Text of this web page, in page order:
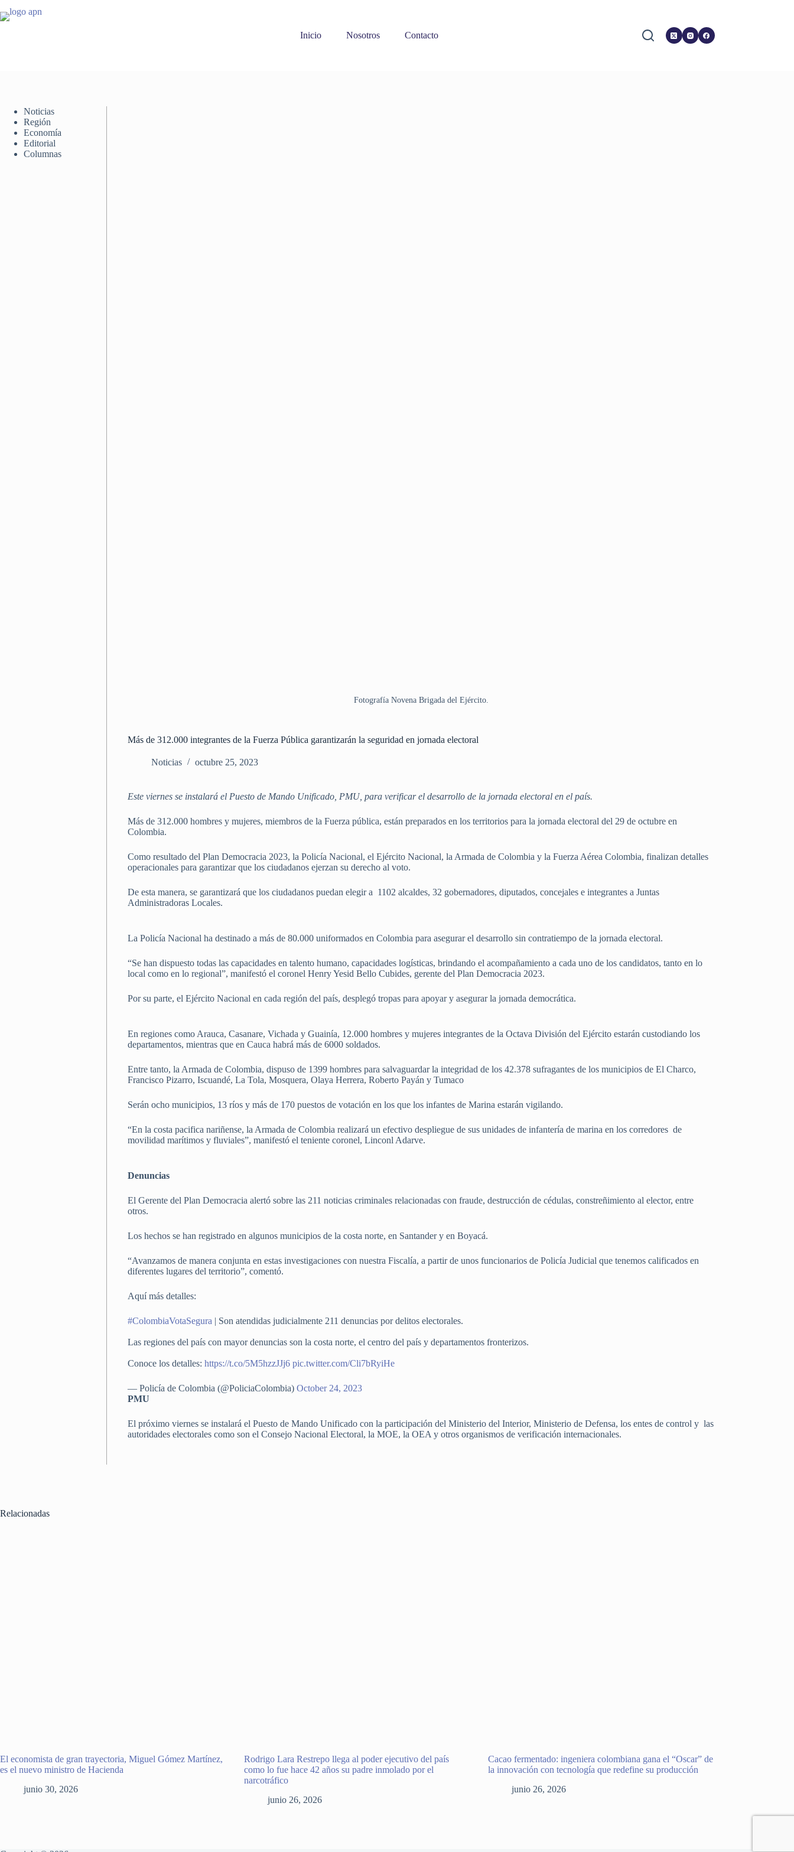
al
Inicio
Nosotros Contacto
Fotografía Novena Brigada del Ejército.
Más de 312.000 integrantes de la Fuerza Pública garantizarán la seguridad en jornada electoral
Noticias octubre 25, 2023
Este viernes se instalará el Puesto de Mando Unificado, PMU, para verificar el desarrollo de la jornada electoral en el país.
Más de 312.000 hombres y mujeres, miembros de la Fuerza pública, están preparados en los territorios para la jornada electoral del 29 de octubre en
Colombia.
Como resultado del Plan Democracia 2023, la Policía Nacional, el Ejército Nacional, la Armada de Colombia y la Fuerza Aérea Colombia, finalizan detalles
operacionales para garantizar que los ciudadanos ejerzan su derecho al voto.
De esta manera, se garantizará que los ciudadanos puedan elegir a 1102 alcaldes, 32 gobernadores, diputados, concejales e integrantes a Juntas
Administradoras Locales.
La Policía Nacional ha destinado a más de 80.000 uniformados en Colombia para asegurar el desarrollo sin contratiempo de la jornada electoral.
“Se han dispuesto todas las capacidades en talento humano, capacidades logísticas, brindando el acompañamiento a cada uno de los candidatos, tanto en lo
local como en lo regional”, manifestó el coronel Henry Yesid Bello Cubides, gerente del Plan Democracia 2023.
Por su parte, el Ejército Nacional en cada región del país, desplegó tropas para apoyar y asegurar la jornada democrática.
En regiones como Arauca, Casanare, Vichada y Guainía, 12.000 hombres y mujeres integrantes de la Octava División del Ejército estarán custodiando los
departamentos, mientras que en Cauca habrá más de 6000 soldados.
Entre tanto, la Armada de Colombia, dispuso de 1399 hombres para salvaguardar la integridad de los 42.378 sufragantes de los municipios de El Charco,
Francisco Pizarro, Iscuandé, La Tola, Mosquera, Olaya Herrera, Roberto Payán y Tumaco
Serán ocho municipios, 13 ríos y más de 170 puestos de votación en los que los infantes de Marina estarán vigilando.
“En la costa pacifica nariñense, la Armada de Colombia realizará un efectivo despliegue de sus unidades de infantería de marina en los corredores de
movilidad marítimos y fluviales”, manifestó el teniente coronel, Linconl Adarve.
Denuncias
El Gerente del Plan Democracia alertó sobre las 211 noticias criminales relacionadas con fraude, destrucción de cédulas, constreñimiento al elector, entre
otros.
Los hechos se han registrado en algunos municipios de la costa norte, en Santander y en Boyacá.
“Avanzamos de manera conjunta en estas investigaciones con nuestra Fiscalía, a partir de unos funcionarios de Policía Judicial que tenemos calificados en
diferentes lugares del territorio”, comentó.
Aquí más detalles:
#ColombiaVotaSegura | Son atendidas judicialmente 211 denuncias por delitos electorales.
Las regiones del país con mayor denuncias son la costa norte, el centro del país y departamentos fronterizos.
Conoce los detalles:https://t.co/5M5hzzJJj6 pic.twitter.com/Cli7bRyiHe
— Policía de Colombia (@PoliciaColombia)October 24, 2023
PMU
El próximo viernes se instalará el Puesto de Mando Unificado con la participación del Ministerio del Interior, Ministerio de Defensa, los entes de control y las
autoridades electorales como son el Consejo Nacional Electoral, la MOE, la OEA y otros organismos de verificación internacionales.
Noticias
Región
Economía
Editorial
Columnas
Relacionadas
El economista de gran trayectoria, Miguel Gómez Martínez,
es el nuevo ministro de Hacienda
junio 30, 2026
Rodrigo Lara Restrepo llega al poder ejecutivo del país
como lo fue hace 42 años su padre inmolado por el
narcotráfico
junio 26, 2026
Cacao fermentado: ingeniera colombiana gana el “Oscar” de
la innovación con tecnología que redefine su producción
junio 26, 2026